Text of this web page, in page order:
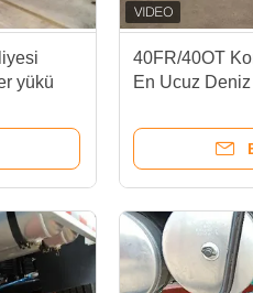
yükü
40FR/40OT
En Ucuz